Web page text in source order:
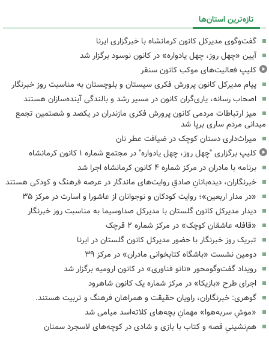
تازه‌ترین استان‌ها
گفت‌وگوی مدیرکل کانون کرمانشاه با خبرگزاری ایرنا
آیین «چهل روز، چهل یادواره» در کانون نوسود برگزار شد
کلیپ فعالیت‌های موکب کانون سنقر
پیام مدیرکل کانون پرورش فکری سیستان و بلوچستان به مناسبت روز خبرنگار
اصحاب رسانه، یاری‌گران کانون در مسیر رشد و بالندگی آینده‌سازان هستند
میز ارتباطات مردمی کانون پرورش فکری مازندران در یکصد و شصتمین تجمع
میدانی مردم ساری برپا شد
میراث‌داری دستان کوچک در ضیافت عطر نان
کلیپ برگزاری "چهل روز، چهل یادواره" در مجتمع شماره ۱ کانون کرمانشاه
برنامه با مادران در مرکز شماره ۴ کانون کرمانشاه اجرا شد
خبرنگاران، دیده‌بانانِ صادقِ روایت‌های ماندگار در عرصه فرهنگ و کودکی هستند
«در مدار اربعین»؛ روایت کودکان و نوجوانان از عاشورا و اسارت در مرکز ۳۵
دیدار مدیرکل کانون گلستان با مدیرکل صداوسیما به مناسبت روز خبرنگار
«قافله عاشقان کوچک» در مرکز شماره ۲ قرچک
تبریک روز خبرنگار با حضور مدیرکل کانون گلستان در ایرنا
دومین نشست «باشگاه کتابخوانی مادران» در مرکز ۳۹
رویداد گفت‌وگومحور «نانو فناوری» در کانون ارومیه برگزار شد
اجرای طرح «بازیکا» در مرکز شماره یک کانون شاهرود
گوهری: خبرنگاران، راویان حقیقت و همراهان فرهنگ و تربیت هستند.
«موشِ سربه‌هوا» مهمانِ بچه‌های کلاته‌اسد میامی شد
هم‌نشینیِ قصه و کتاب با بازی و شادی در کوچه‌های لاسجرد سمنان